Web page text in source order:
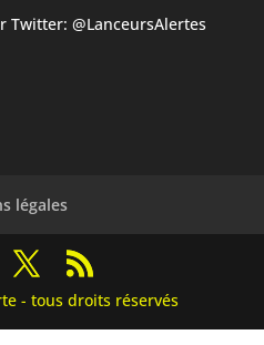
Twitter: @LanceursAlertes
légales
- tous droits réservés